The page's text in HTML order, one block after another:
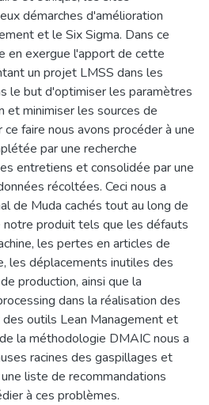
démarches d'amélioration
et le Six Sigma. Dans ce
en exergue l'apport de cette
un projet LMSS dans les
le but d'optimiser les paramètres
et minimiser les sources de
faire nous avons procéder à une
par une recherche
entretiens et consolidée par une
récoltées. Ceci nous a
de Muda cachés tout au long de
notre produit tels que les défauts
les pertes en articles de
les déplacements inutiles des
production, ainsi que la
dans la réalisation des
outils Lean Management et
la méthodologie DMAIC nous a
racines des gaspillages et
liste de recommandations
à ces problèmes.